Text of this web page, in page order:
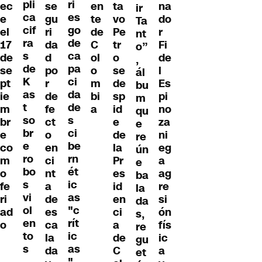
ec
e
el
17
de
se
pt
ie
m
br
e
co
m
o
fe
ri
ad
o
pli
ca
cif
ra
s
de
K
as
t
so
br
e
ro
bo
s
vi
ol
en
to
s
se
gu
ri
da
d
po
r
de
fe
ct
o
en
ci
nt
a
de
es
ca
la
da
ri
es
go
de
ca
pa
ci
da
de
s
ci
be
rn
ét
ic
as
"c
rít
ic
as
en
te
de
C
ol
o
m
bi
a
ta
vo
Pe
tr
o
se
de
sp
id
e
de
la
Pr
es
id
en
ci
a
de
C
ir
Ta
nt
o”
,
ál
bu
m
qu
e
re
ún
e
ba
la
da
s,
re
gu
et
na
do
r
Fi
de
l
Es
pi
no
za
ni
eg
a
ag
re
si
ón
fís
ic
a